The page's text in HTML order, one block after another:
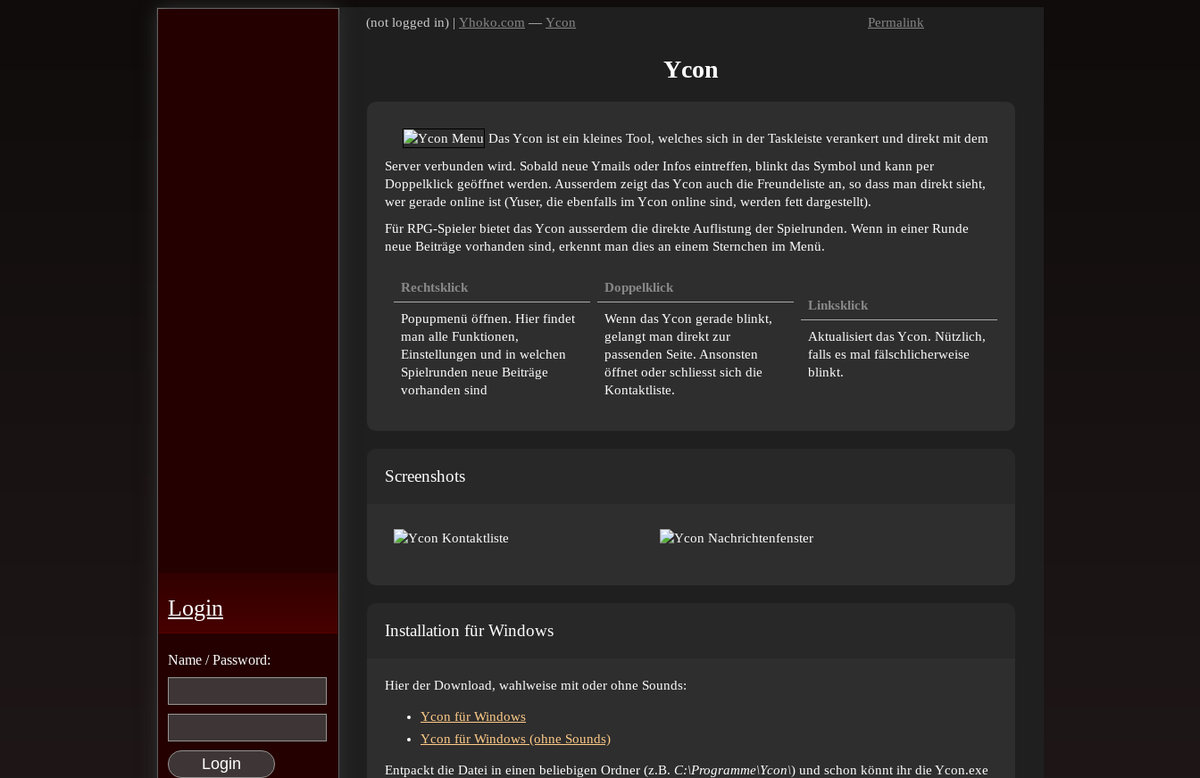
Login
Name / Password:
(not logged in) | Yhoko.com — Ycon Permalink
Ycon
Das Ycon ist ein kleines Tool, welches sich in der Taskleiste verankert und direkt mit dem
Server verbunden wird. Sobald neue Ymails oder Infos eintreffen, blinkt das Symbol und kann per
Doppelklick geöffnet werden. Ausserdem zeigt das Ycon auch die Freundeliste an, so dass man direkt sieht,
wer gerade online ist (Yuser, die ebenfalls im Ycon online sind, werden fett dargestellt).
Für RPG-Spieler bietet das Ycon ausserdem die direkte Auflistung der Spielrunden. Wenn in einer Runde
neue Beiträge vorhanden sind, erkennt man dies an einem Sternchen im Menü.
Rechtsklick
Popupmenü öffnen. Hier findet
man alle Funktionen,
Einstellungen und in welchen
Spielrunden neue Beiträge
vorhanden sind
Doppelklick
Wenn das Ycon gerade blinkt,
gelangt man direkt zur
passenden Seite. Ansonsten
öffnet oder schliesst sich die
Kontaktliste.
Linksklick
Aktualisiert das Ycon. Nützlich,
falls es mal fälschlicherweise
blinkt.
Screenshots
Installation für Windows
Hier der Download, wahlweise mit oder ohne Sounds:
Ycon für Windows
Ycon für Windows (ohne Sounds)
Entpackt die Datei in einen beliebigen Ordner (z.B. C:\Programme\Ycon\) und schon könnt ihr die Ycon.exe